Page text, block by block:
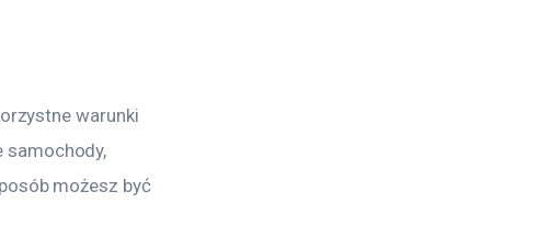
warunki
samochody,
możesz być